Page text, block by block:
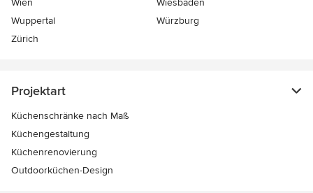
Wien
Wiesbaden
Wuppertal
Würzburg
Zürich
Projektart
Küchenschränke nach Maß
Küchengestaltung
Küchenrenovierung
Outdoorküchen-Design